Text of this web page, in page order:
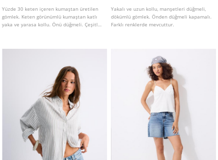
Yüzde 30 keten içeren kumaştan üretilen
gömlek. Keten görünümlü kumaştan katlı
yaka ve yarasa kollu. Önü düğmeli. Çeşitli
Yakalı ve uzun kollu, manşetleri düğmeli,
dökümlü gömlek. Önden düğmeli kapamalı.
Farklı renklerde mevcuttur.